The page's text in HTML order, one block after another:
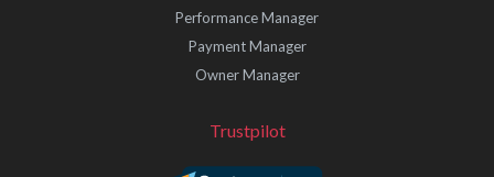
Performance Manager
Payment Manager
Owner Manager
Trustpilot